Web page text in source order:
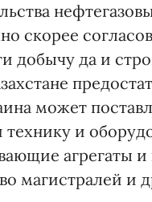
скорее
добычу да и
может
и
агрегаты
магистралей и